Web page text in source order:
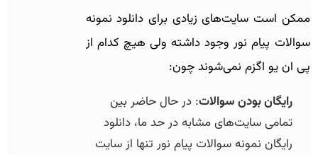
ممکن است سایت‌های زیادی برای دانلود نمونه
سوالات پیام نور وجود داشته ولی هیچ کدام از
پی ان یو اگزم نمی‌شوند چون:
رایگان بودن سوالات: در حال حاضر بین
تمامی سایت‌های مشابه در حد ما، دانلود
رایگان نمونه سوالات پیام نور تنها از سایت